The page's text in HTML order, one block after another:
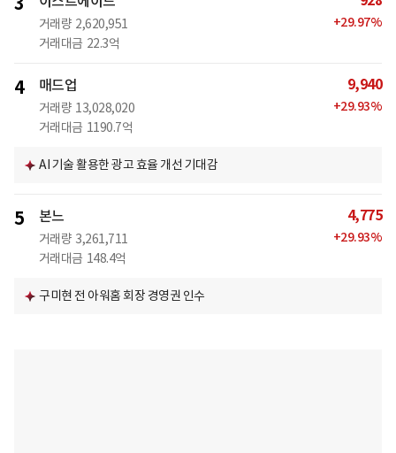
거래량 2,620,951
거래대금 22.3억
+29.97%
4 매드업
거래량 13,028,020
거래대금 1190.7억
9,940
+29.93%
AI 기술 활용한 광고 효율 개선 기대감
5 본느
거래량 3,261,711
거래대금 148.4억
4,775
+29.93%
구미현 전 아워홈 회장 경영권 인수